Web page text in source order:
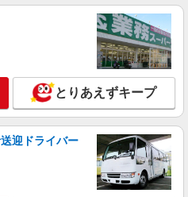
会社 39577_p
給します。
つのみや病院 （栃木県宇都宮市南
詳細を見る
社 39577_p
とりあえずキープ
迎ドライバー